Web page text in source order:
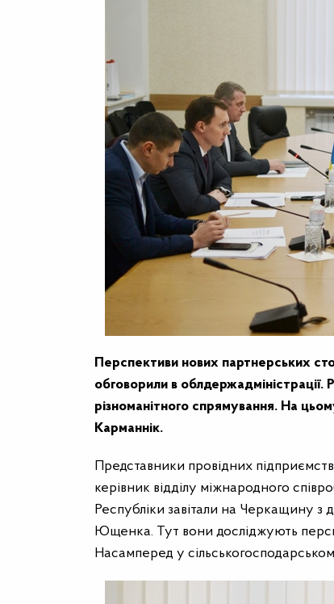
Перспективи нових партнерських
обговорили в облдержадміністрації.
різноманітного спрямування. На
Карманнік.
Представники провідних
керівник відділу міжнародного
Республіки завітали на Черкащину з
Ющенка. Тут вони досліджують
Насамперед у